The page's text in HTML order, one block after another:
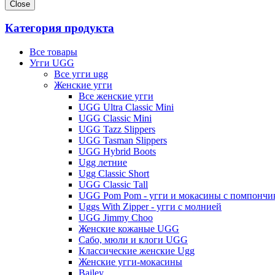
Close
Категория продукта
Все товары
Угги UGG
Все угги ugg
Женские угги
Все женские угги
UGG Ultra Classic Mini
UGG Classic Mini
UGG Tazz Slippers
UGG Tasman Slippers
UGG Hybrid Boots
Ugg летние
Ugg Classic Short
UGG Classic Tall
UGG Pom Pom - угги и мокасины с
Uggs With Zipper - угги с молнией
UGG Jimmy Choo
Женские кожаные UGG
Сабо, мюли и клоги UGG
Классические женские Ugg
Женские угги-мокасины